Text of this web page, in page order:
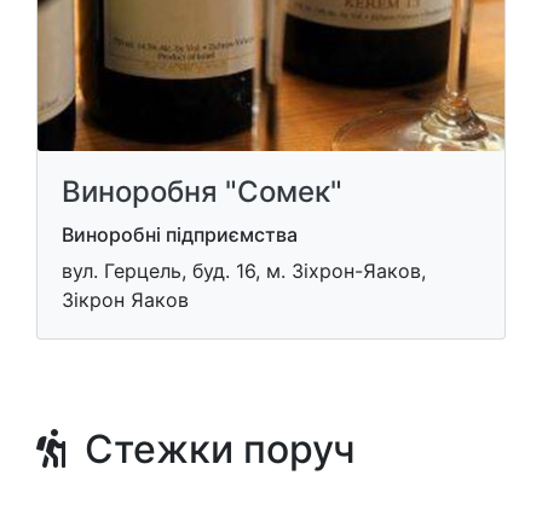
Виноробня "Сомек"
Виноробні підприємства
вул. Герцель, буд. 16, м. Зіхрон-Яаков,
Зікрон Яаков
Стежки поруч